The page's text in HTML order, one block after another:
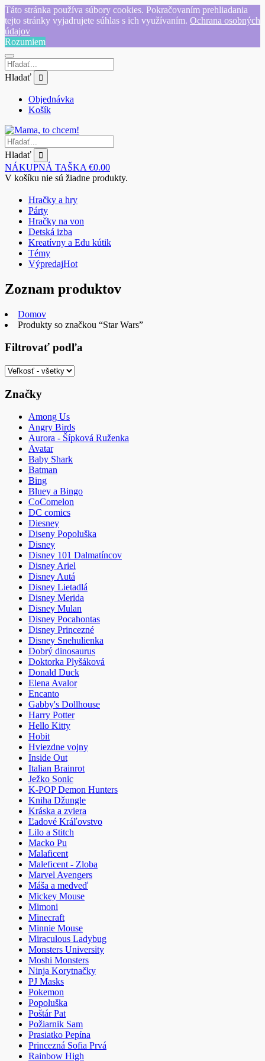
Táto stránka používa súbory cookies. Pokračovaním prehliadania
tejto stránky vyjadrujete súhlas s ich využívaním. Ochrana osobných
údajov
Rozumiem
Hladať
Objednávka
Košík
Hladať
NÁKUPNÁ TAŠKA €0.00
V košíku nie sú žiadne produkty.
Hračky a hry
Párty
Hračky na von
Detská izba
Kreatívny a Edu kútik
Témy
VýpredajHot
Zoznam produktov
Domov
Produkty so značkou “Star Wars”
Filtrovať podľa
Značky
Among Us
Angry Birds
Aurora - Šípková Ruženka
Avatar
Baby Shark
Batman
Bing
Bluey a Bingo
CoComelon
DC comics
Diesney
Diseny Popoluška
Disney
Disney 101 Dalmatíncov
Disney Ariel
Disney Autá
Disney Lietadlá
Disney Merida
Disney Mulan
Disney Pocahontas
Disney Princezné
Disney Snehulienka
Dobrý dinosaurus
Doktorka Plyšáková
Donald Duck
Elena Avalor
Encanto
Gabby's Dollhouse
Harry Potter
Hello Kitty
Hobit
Hviezdne vojny
Inside Out
Italian Brainrot
Ježko Sonic
K-POP Demon Hunters
Kniha Džungle
Kráska a zviera
Ľadové Kráľovstvo
Lilo a Stitch
Macko Pu
Malaficent
Maleficent - Zloba
Marvel Avengers
Máša a medveď
Mickey Mouse
Mimoni
Minecraft
Minnie Mouse
Miraculous Ladybug
Monsters University
Moshi Monsters
Ninja Korytnačky
PJ Masks
Pokemon
Popoluška
Poštár Pat
Požiarnik Sam
Prasiatko Pepína
Princezná Sofia Prvá
Rainbow High